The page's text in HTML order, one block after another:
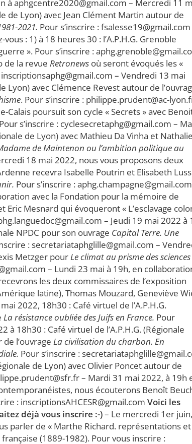
à aphgcentre2020@gmail.com – Mercredi 11
de Lyon) avec Jean Clément Martin autour de
2021. Pour s’inscrire : fsalesse19@gmail.com
: 1) à 18 heures 30 : l’A.P.H.G. Grenoble
». Pour s’inscrire :
de la revue Retronews où seront évoqués les «
– Vendredi 13 mai
Lyon) avec Clémence Revest autour de
. Pour s’inscrire : philippe.prudent@ac-
poursuit son cycle « Secrets » avec
Pour s’inscrire : cyclesecretaphg@gmail.com –
de Lyon) avec Mathieu Da Vinha et Nathalie
de Maintenon ou l’ambition politique au
18 mai 2022, nous vous proposons deux
recevra Isabelle Poutrin et Elisabeth
Pour s’inscrire :
avec la Fondation pour la mémoire de
Eric Mesnard qui évoqueront « L’esclavage
– Jeudi 19 mai 2022 à
NPDC pour son ouvrage Capital Terre. Une
: secretariataphglille@gmail.com –
Metzger pourLe climat au prisme des sciences
– Lundi 23 mai à 19h, en
les deux commissaires de l’exposition
latine), Thomas Mouzard, Geneviève
2022, 18h30 : Café virtuel de l’A.P.H.G.
La résistance oubliée des Juifs en France. Pour
à 18h30 : Café virtuel de l’A.P.H.G. (Régionale
l’ouvrage La civilisation du charbon. En
Pour s’inscrire :
de Lyon) avec Olivier Poncet autour de
– Mardi 31 mai 2022, à 19h
nous écouterons Benoît
: inscriptionsAHCESR@gmail.com Voici les
déjà vous inscrire :-)– Le mercredi 1er
parler de « Marthe Richard. représentations et
(1889-1982). Pour vous inscrire :